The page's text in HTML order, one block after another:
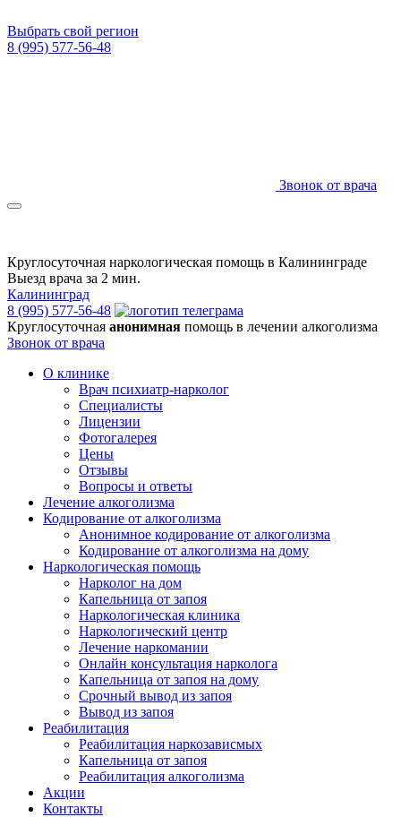
Выбрать свой регион
8 (995) 577-56-48
Звонок от врача
Круглосуточная наркологическая помощь в Калининграде
Выезд врача за 2 мин.
Калининград
8 (995) 577-56-48
Круглосуточная анонимная помощь в лечении алкоголизма
Звонок от врача
О клинике
Врач психиатр-нарколог
Специалисты
Лицензии
Фотогалерея
Цены
Отзывы
Вопросы и ответы
Лечение алкоголизма
Кодирование от алкоголизма
Анонимное кодирование от алкоголизма
Кодирование от алкоголизма на дому
Наркологическая помощь
Нарколог на дом
Капельница от запоя
Наркологическая клиника
Наркологический центр
Лечение наркомании
Онлайн консультация нарколога
Капельница от запоя на дому
Срочный вывод из запоя
Вывод из запоя
Реабилитация
Реабилитация наркозависмых
Капельница от запоя
Реабилитация алкоголизма
Акции
Контакты